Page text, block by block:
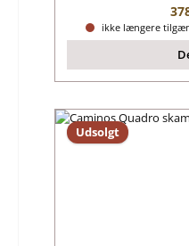
ikke længere
Udsolgt